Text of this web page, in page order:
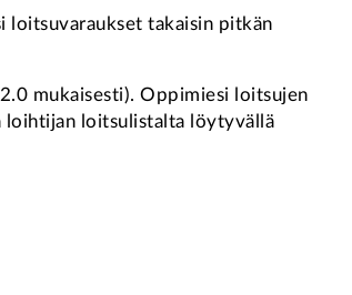
loitsuvaraukset takaisin pitkän
mukaisesti). Oppimiesi loitsujen
loihtijan loitsulistalta löytyvällä